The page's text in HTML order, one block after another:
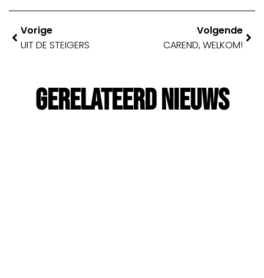
Vorige
UIT DE STEIGERS
Volgende
CAREND, WELKOM!
Gerelateerd Nieuws